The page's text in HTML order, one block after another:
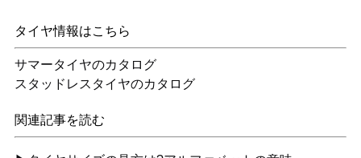
タイヤ情報はこちら
サマータイヤのカタログ
スタッドレスタイヤのカタログ
関連記事を読む